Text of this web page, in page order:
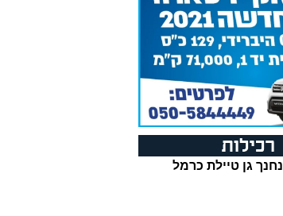
נחנך גן טיילת כרמל